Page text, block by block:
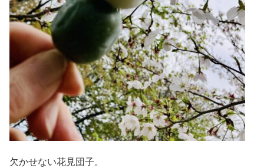
欠かせない花見団子。